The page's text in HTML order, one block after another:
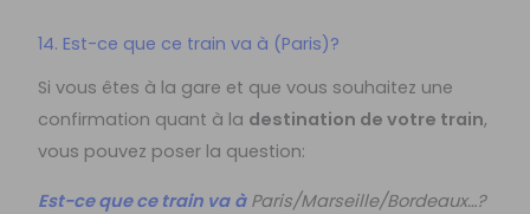
14. Est-ce que ce train va à (Paris)?
Si vous êtes à la gare et que vous souhaitez une
confirmation quant à la destination de votre train,
vous pouvez poser la question:
Est-ce que ce train va àParis/Marseille/Bordeaux…?